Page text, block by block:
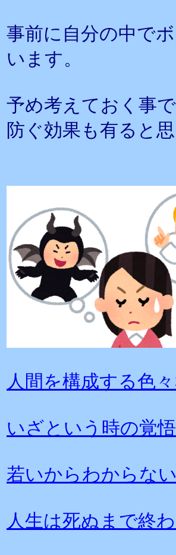
事前に自分の中で
います。
予め考えておく事
防ぐ効果も有ると思
人間を構成する色
いざという時の覚悟
若いからわからな
人生は死ぬまで終